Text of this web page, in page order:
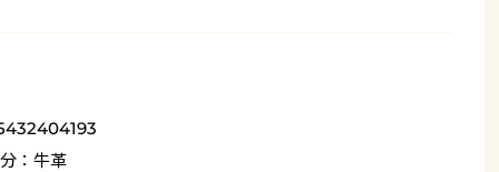
：牛革